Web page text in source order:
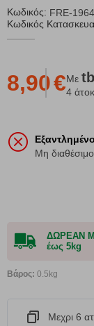
Κωδικός: FRE-
Κωδικός
8,90€Με
4
Μη διαθέσιμο
ΔΩΡΕΑΝ
έως 5kg
Βάρος: 0.5kg
Μεχρι 6